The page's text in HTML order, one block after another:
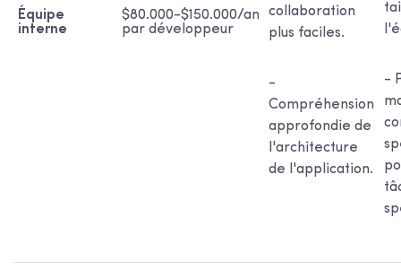
Équipe
interne
$80.000-$150.000/an
par développeur
collaboration
plus faciles.
-
Compréhension
approfondie de
l'architecture
de l'application.
-